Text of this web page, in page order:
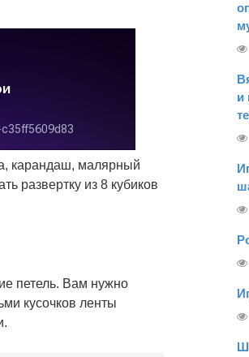
карандаш, малярный
развертку из 8 кубиков
петель. Вам нужно
кусочков ленты
и